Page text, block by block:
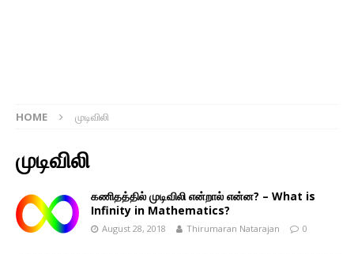
HOME முடிவிலி
முடிவிலி
கணிதத்தில் முடிவிலி என்றால் என்ன? – What is
Infinity in Mathematics?
August 28, 2018 Thirumaran Natarajan 0